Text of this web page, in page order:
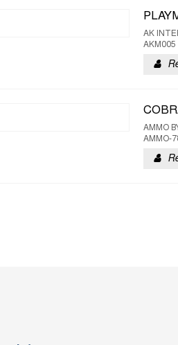
AK
AKM005
AMMO
AMMO-